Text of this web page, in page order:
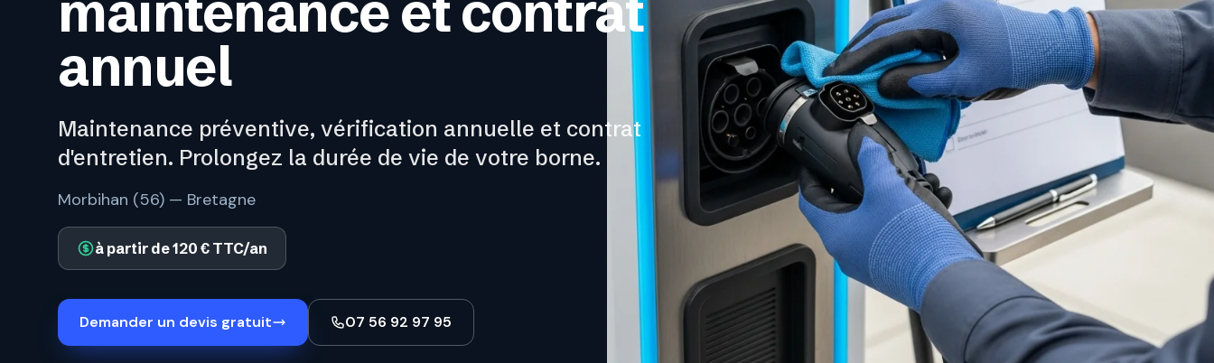
annuel
Maintenance préventive, vérification annuelle et contrat
d'entretien. Prolongez la durée de vie de votre borne.
Morbihan (56) — Bretagne
à partir de 120 € TTC/an
Demander un devis gratuit 07 56 92 97 95